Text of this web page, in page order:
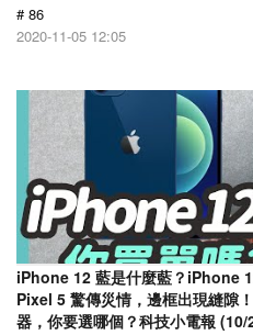
# 86
2020-11-05 12:05
iPhone 12 藍是什麼藍？iPhone
Pixel 5 驚傳災情，邊框出現縫隙
器，你要選哪個？科技小電報 (10/